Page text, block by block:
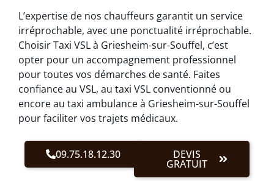
L’expertise de nos chauffeurs garantit un service
irréprochable, avec une ponctualité irréprochable.
Choisir Taxi VSL à Griesheim-sur-Souffel, c’est
opter pour un accompagnement professionnel
pour toutes vos démarches de santé. Faites
confiance au VSL, au taxi VSL conventionné ou
encore au taxi ambulance à Griesheim-sur-Souffel
pour faciliter vos trajets médicaux.
09.75.18.12.30 DEVIS
GRATUIT